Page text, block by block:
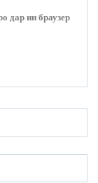
дар ин браузер